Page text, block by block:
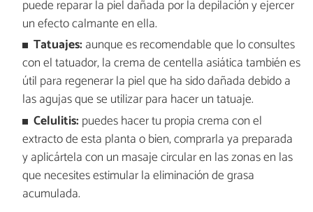
puede reparar la piel dañada por la depilación y ejercer
un efecto calmante en ella.
Tatuajes: aunque es recomendable que lo consultes
con el tatuador, la crema de centella asiática también es
útil para regenerar la piel que ha sido dañada debido a
las agujas que se utilizar para hacer un tatuaje.
Celulitis: puedes hacer tu propia crema con el
extracto de esta planta o bien, comprarla ya preparada
y aplicártela con un masaje circular en las zonas en las
que necesites estimular la eliminación de grasa
acumulada.